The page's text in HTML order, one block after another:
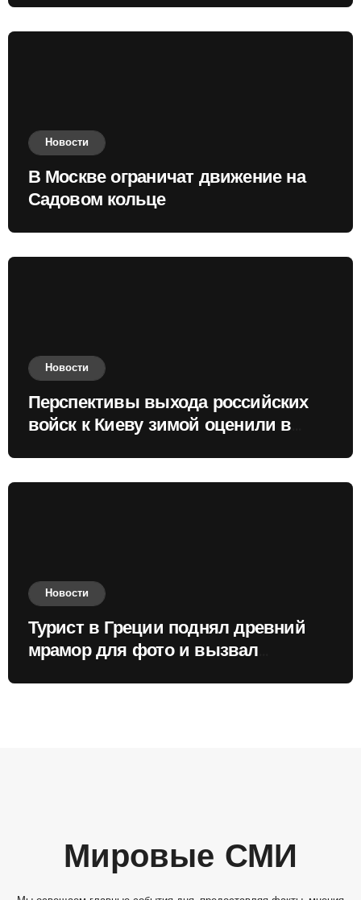
Новости
В Москве ограничат движение на
Садовом кольце
Новости
Перспективы выхода российских
войск к Киеву зимой оценили в
Новости
Турист в Греции поднял древний
мрамор для фото и вызвал
Мировые СМИ